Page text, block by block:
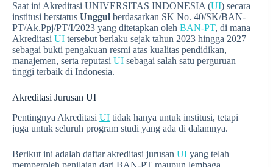
Saat ini Akreditasi UNIVERSITAS INDONESIA (UI) secara
institusi berstatus Unggul berdasarkan SK No. 40/SK/BAN-
PT/Ak.Ppj/PT/I/2023 yang ditetapkan oleh BAN-PT, di mana
Akreditasi UI tersebut berlaku sejak tahun 2023 hingga 2027
sebagai bukti pengakuan resmi atas kualitas pendidikan,
manajemen, serta reputasi UI sebagai salah satu perguruan
tinggi terbaik di Indonesia.
Akreditasi Jurusan UI
Pentingnya Akreditasi UI tidak hanya untuk institusi, tetapi
juga untuk seluruh program studi yang ada di dalamnya.
Berikut ini adalah daftar akreditasi jurusan UI yang telah